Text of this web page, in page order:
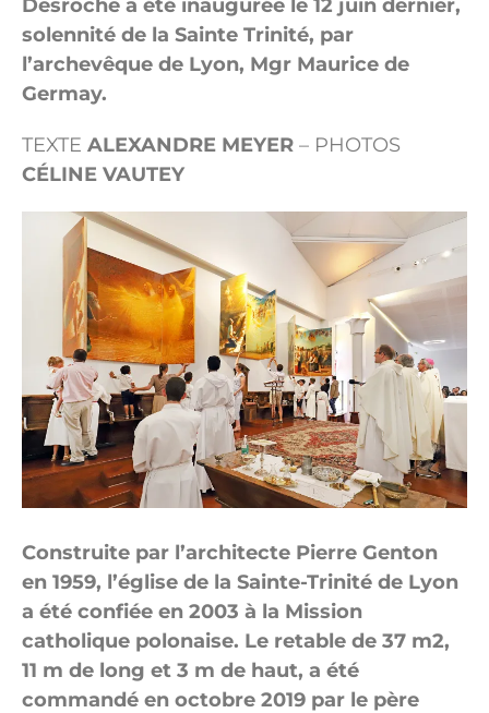
Desroche a été inaugurée le 12 juin dernier,
solennité de la Sainte Trinité, par
l’archevêque de Lyon, Mgr Maurice de
Germay.
TEXTE ALEXANDRE MEYER – PHOTOS
CÉLINE VAUTEY
Construite par l’architecte Pierre Genton
en 1959, l’église de la Sainte-Trinité de Lyon
a été confiée en 2003 à la Mission
catholique polonaise. Le retable de 37 m2,
11 m de long et 3 m de haut, a été
commandé en octobre 2019 par le père